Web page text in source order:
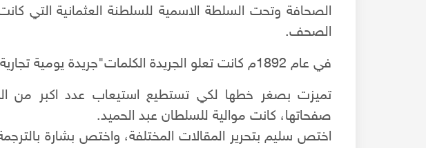
الصحافة وتحت السلطة الاسمية للسلطنة العثمانية التي
الصحف.
في عام 1892م كانت تعلو الجريدة الكلمات"جريدة يومية تجارية سياسية أدبية".
تميزت بصغر خطها لكي تستطيع استيعاب عدد اكبر من
صفحاتها، كانت موالية للسلطان عبد الحميد.
اختص سليم بتحرير المقالات المختلفة، واختص بشارة
ترميم باب النصر بحلب : القصة الكاملة فتلة دراويش